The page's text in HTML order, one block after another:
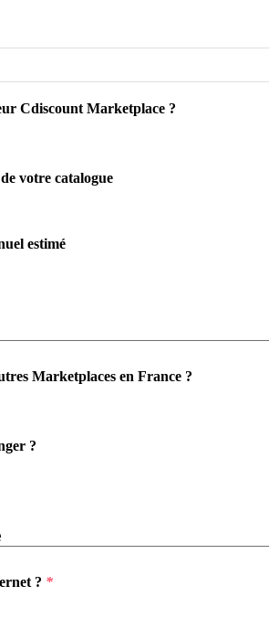
Cdiscount Marketplace ?
votre catalogue
estimé
Marketplaces en France ?
?
? *